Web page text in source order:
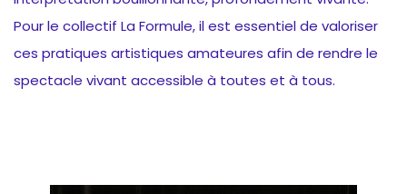
Pour le collectif La Formule, il est essentiel de valoriser
ces pratiques artistiques amateures afin de rendre le
spectacle vivant accessible à toutes et à tous.